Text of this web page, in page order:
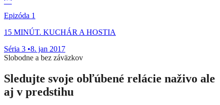
Epizóda 1
15 MINÚT. KUCHÁR A HOSTIA
Séria 3 •8. jan 2017
Slobodne a bez záväzkov
Sledujte svoje obľúbené relácie naživo ale
aj v predstihu